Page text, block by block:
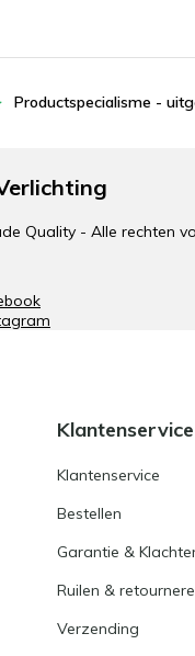
Productspecialisme -
Quality - Alle rechten
Klantenservice
Klantenservice
Bestellen
Garantie &
Ruilen &
Verzending